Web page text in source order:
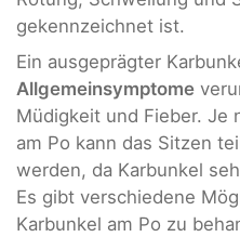
gekennzeichnet ist.
Ein ausgeprägter
Allgemeinsymptome
Müdigkeit und Fieber. Je
am Po kann das Sitzen
werden, da Karbunkel
Es gibt verschiedene
Karbunkel am Po zu